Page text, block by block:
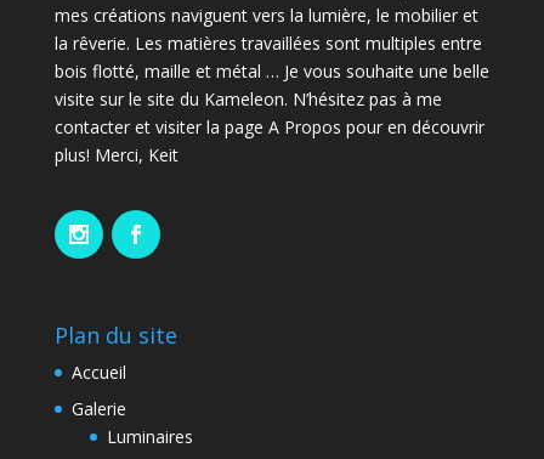
mes créations naviguent vers la lumière, le mobilier et
la rêverie. Les matières travaillées sont multiples entre
bois flotté, maille et métal … Je vous souhaite une belle
visite sur le site du Kameleon. N’hésitez pas à me
contacter et visiter la page A Propos pour en découvrir
plus! Merci, Keit
Plan du site
Accueil
Galerie
Luminaires